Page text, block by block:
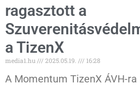
ragasztott a
a TizenX
media1.hu 2025.05.19. 16:28
A Momentum TizenX ÁVH-